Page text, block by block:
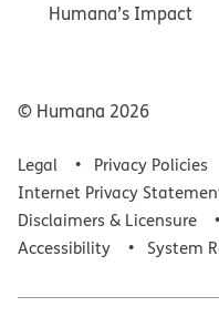
Humana’s Impact
© Humana 2026
Legal
Privacy Policies
Internet Privacy
Disclaimers & Licensure
Accessibility
System